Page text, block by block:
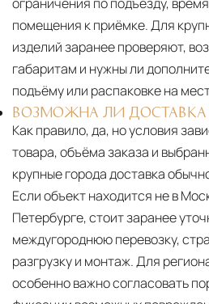
помещения к приёмке. Для
изделий заранее проверяют,
габаритам и нужны ли
подъёму или распаковке на
ВОЗМОЖНА ЛИ ДОСТАВКА
Как правило, да, но условия
товара, объёма заказа и
крупные города доставка
Если объект находится не в
Петербурге, стоит заранее
междугороднюю перевозку,
разгрузку и монтаж. Для
особенно важно согласовать